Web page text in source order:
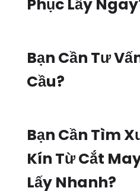
Phục Lấy
Bạn Cần Tư
Cầu?
Bạn Cần Tìm
Kín Từ Cắt
Lấy Nhanh?